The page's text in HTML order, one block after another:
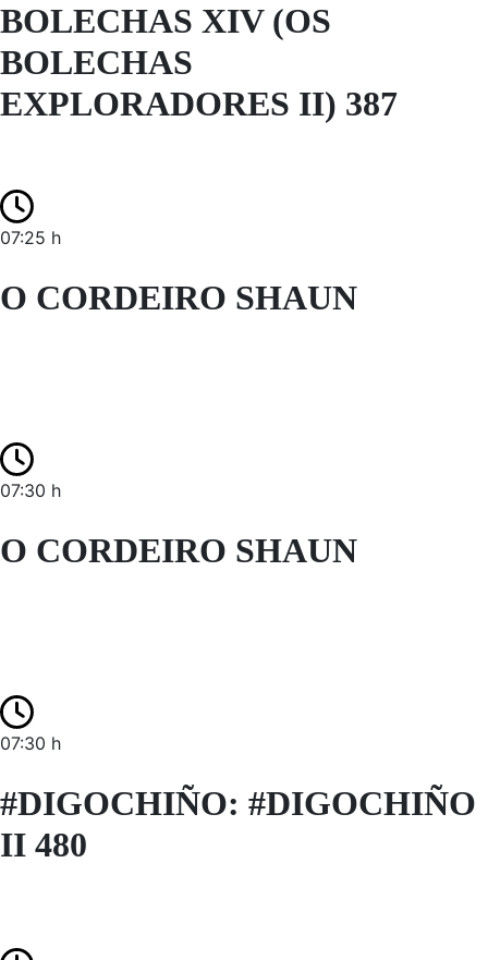
BOLECHAS XIV (OS
BOLECHAS
EXPLORADORES II) 387
07:25 h
O CORDEIRO SHAUN
07:30 h
O CORDEIRO SHAUN
07:30 h
#DIGOCHIÑO: #DIGOCHIÑO
II 480